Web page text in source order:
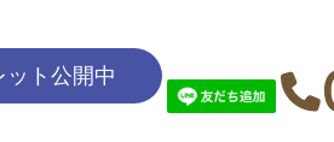
ット公開中